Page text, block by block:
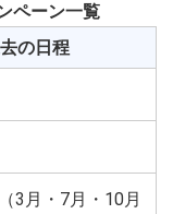
ペーン一覧
の日程
3月・7月・10月